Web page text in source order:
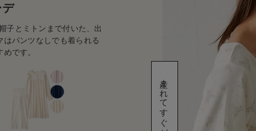
子とミトンまで付いた、出
パンツなしでも着られる
です。